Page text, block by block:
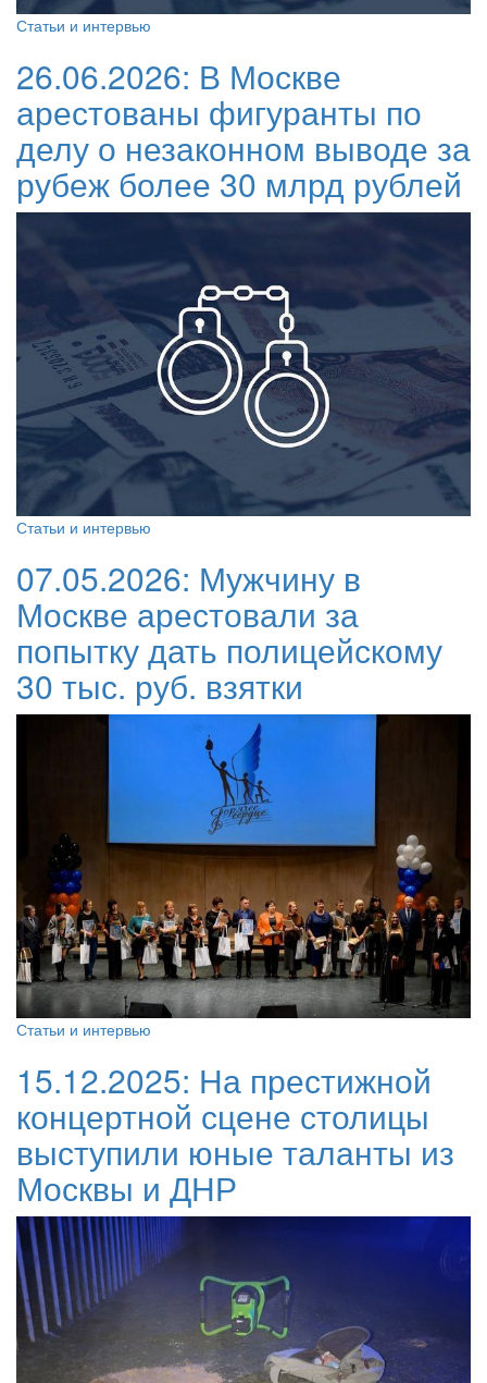
Статьи и интервью
26.06.2026: В Москве
арестованы фигуранты по
делу о незаконном выводе за
рубеж более 30 млрд рублей
Статьи и интервью
07.05.2026: Мужчину в
Москве арестовали за
попытку дать полицейскому
30 тыс. руб. взятки
Статьи и интервью
15.12.2025: На престижной
концертной сцене столицы
выступили юные таланты из
Москвы и ДНР